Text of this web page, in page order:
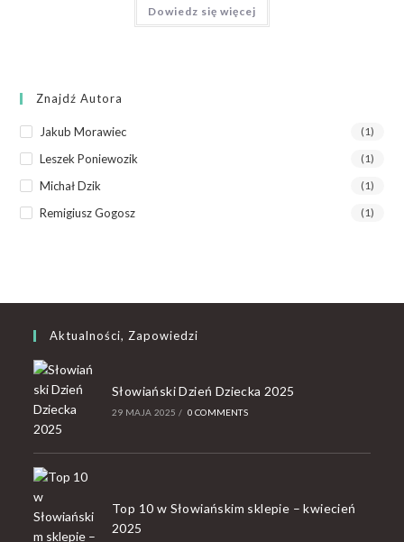
Dowiedz się więcej
Znajdź Autora
Jakub Morawiec (1)
Leszek Poniewozik (1)
Michał Dzik (1)
Remigiusz Gogosz (1)
Aktualności, Zapowiedzi
Słowiański Dzień Dziecka 2025
29 MAJA 2025 / 0 COMMENTS
Top 10 w Słowiańskim sklepie – kwiecień
2025